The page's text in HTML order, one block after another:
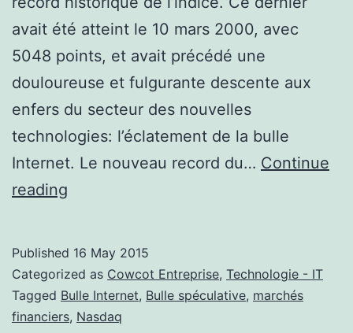
avait été atteint le 10 mars 2000, avec
5048 points, et avait précédé une
douloureuse et fulgurante descente aux
enfers du secteur des nouvelles
technologies: l’éclatement de la bulle
Internet. Le nouveau record du… Continue
reading
t-
il
une
Published 16 May 2015
Categorized as Cowcot Entreprise, Technologie - IT
Tagged Bulle Internet, Bulle spéculative, marchés
financiers, Nasdaq